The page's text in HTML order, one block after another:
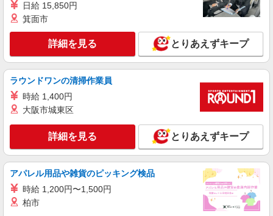
月給220000円〜 ※残業代支給 ★交通費別途支
○。・゜+゜ 入社祝い金10万円支給(規定有) お友達
を紹介頂くと, インセンティブ支給(規定有) ゜・。
○。・゜+゜・。○。・゜+゜
愛知県稲沢市のsoftbankショップ
キープ 詳細を見る
派遣社員
株式会社シエロ
月給207900円〜260200円（経験・能力によ
る） 資格手当（1〜6万円）賞与年2回（6月・12
月・実績最高5.4カ月分） 未経験から入社半年で
年収400万円以上への昇給実績あり ※残業代支給
★交通費別途支給（規定あり） ゜+゜・。○。・゜
+゜・。○。・゜+゜ 入社祝い金10万円支給(規定
有) ゜・。○。・゜+゜・。○。・゜+゜
愛知県稲沢市のsoftbankショップ
キープ 詳細を見る
日給 15,850円
箕面市
詳細を見る とりあえずキープ
ラウンドワンの清掃作業員
時給 1,400円
大阪市城東区
詳細を見る とりあえずキープ
アパレル用品や雑貨のピッキング検品
時給 1,200円〜1,500円
柏市